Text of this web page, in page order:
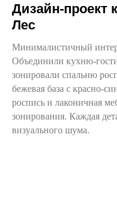
Дизайн-проект
Лес
Минималистичный
Объединили кухню-
зонировали спальню
бежевая база с красно-
роспись и лаконичная
зонирования. Каждая
визуального шума.